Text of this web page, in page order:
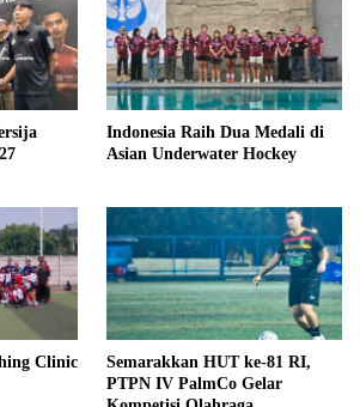
Indonesia Raih Dua Medali di
Asian Underwater Hockey
Clinic
Semarakkan HUT ke-81 RI,
PTPN IV PalmCo Gelar